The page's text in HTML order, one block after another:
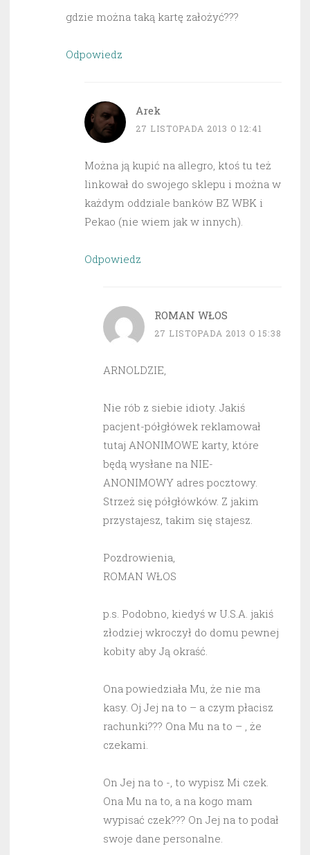
gdzie można taką kartę założyć???
Odpowiedz
Arek
27 LISTOPADA 2013 O 12:41
Można ją kupić na allegro, ktoś tu też
linkował do swojego sklepu i można w
każdym oddziale banków BZ WBK i
Pekao (nie wiem jak w innych).
Odpowiedz
ROMAN WŁOS
27 LISTOPADA 2013 O 15:38
ARNOLDZIE,
Nie rób z siebie idioty. Jakiś
pacjent-półgłówek reklamował
tutaj ANONIMOWE karty, które
będą wysłane na NIE-
ANONIMOWY adres pocztowy.
Strzeż się półgłówków. Z jakim
przystajesz, takim się stajesz.
Pozdrowienia,
ROMAN WŁOS
p.s. Podobno, kiedyś w U.S.A. jakiś
złodziej wkroczył do domu pewnej
kobity aby Ją okraść.
Ona powiedziała Mu, że nie ma
kasy. Oj Jej na to – a czym płacisz
rachunki??? Ona Mu na to – , że
czekami.
On Jej na to -, to wypisz Mi czek.
Ona Mu na to, a na kogo mam
wypisać czek??? On Jej na to podał
swoje dane personalne.